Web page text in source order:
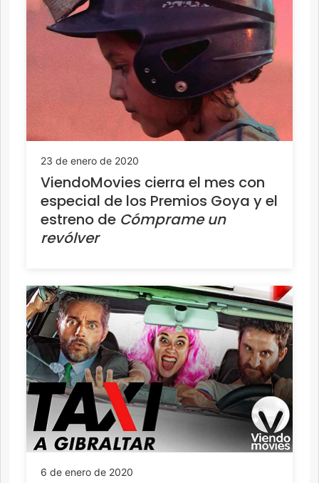
23 de enero de 2020
ViendoMovies cierra el mes con
especial de los Premios Goya y el
estreno de Cómprame un
revólver
6 de enero de 2020